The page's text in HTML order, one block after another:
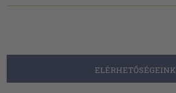
ELÉRHETŐSÉGEINK